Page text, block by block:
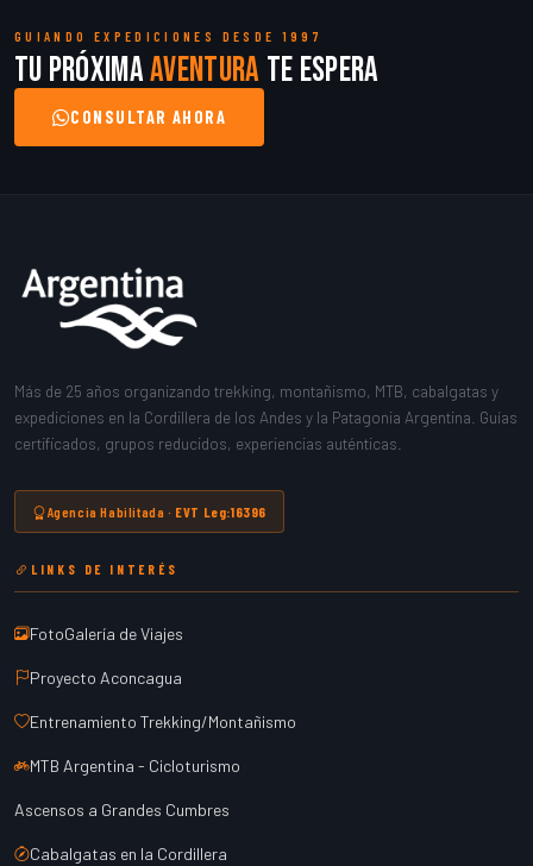
GUIANDO EXPEDICIONES DESDE 1997
Tu próximaaventura te espera
CONSULTAR AHORA
Más de 25 años organizando trekking, montañismo, MTB, cabalgatas y
expediciones en la Cordillera de los Andes y la Patagonia Argentina. Guías
certificados, grupos reducidos, experiencias auténticas.
Agencia Habilitada · EVT Leg:16396
LINKS DE INTERÉS
FotoGalería de Viajes
Proyecto Aconcagua
Entrenamiento Trekking/Montañismo
MTB Argentina - Cicloturismo
Ascensos a Grandes Cumbres
Cabalgatas en la Cordillera